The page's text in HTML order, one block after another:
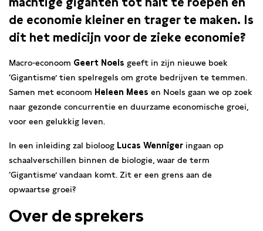
de economie kleiner en trager te maken. Is
dit het medicijn voor de zieke economie?
Macro-econoom Geert Noels geeft in zijn nieuwe boek
‘Gigantisme’ tien spelregels om grote bedrijven te temmen.
Samen met econoom Heleen Mees en Noels gaan we op zoek
naar gezonde concurrentie en duurzame economische groei,
voor een gelukkig leven.
In een inleiding zal bioloog Lucas Wenniger ingaan op
schaalverschillen binnen de biologie, waar de term
‘Gigantisme’ vandaan komt. Zit er een grens aan de
opwaartse groei?
Over de sprekers